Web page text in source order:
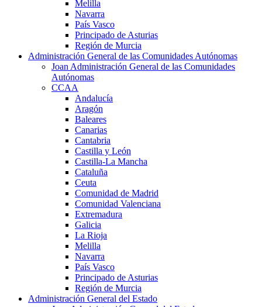
Melilla
Navarra
País Vasco
Principado de Asturias
Región de Murcia
Administración General de las Comunidades Autónomas
Joan Administración General de las Comunidades
Autónomas
CCAA
Andalucía
Aragón
Baleares
Canarias
Cantabria
Castilla y León
Castilla-La Mancha
Cataluña
Ceuta
Comunidad de Madrid
Comunidad Valenciana
Extremadura
Galicia
La Rioja
Melilla
Navarra
País Vasco
Principado de Asturias
Región de Murcia
Administración General del Estado